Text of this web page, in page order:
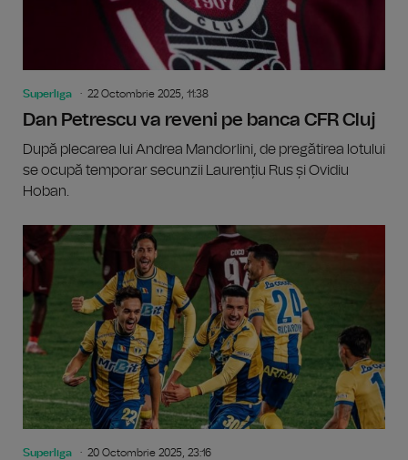
Superliga 22 Octombrie 2025, 11:38
Dan Petrescu va reveni pe banca CFR Cluj
După plecarea lui Andrea Mandorlini, de pregătirea lotului
se ocupă temporar secunzii Laurențiu Rus și Ovidiu
Hoban.
Superliga 20 Octombrie 2025, 23:16